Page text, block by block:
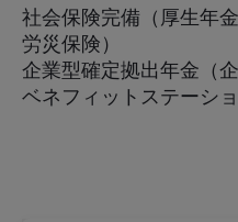
社会保険完備（厚生年
労災保険）
企業型確定拠出年金（
ベネフィットステ